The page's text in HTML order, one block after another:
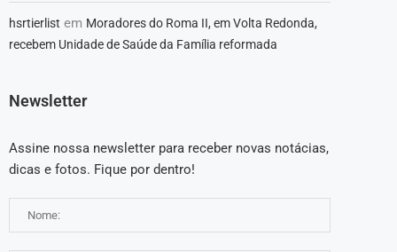
hsrtierlist em Moradores do Roma II, em Volta Redonda,
recebem Unidade de Saúde da Família reformada
Newsletter
Assine nossa newsletter para receber novas notácias,
dicas e fotos. Fique por dentro!